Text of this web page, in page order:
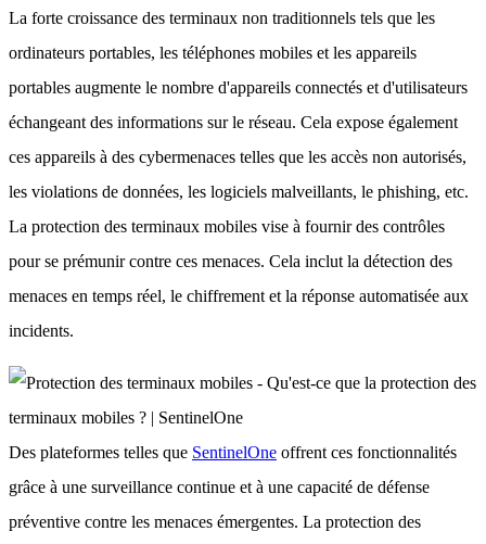
La forte croissance des terminaux non traditionnels tels que les
ordinateurs portables, les téléphones mobiles et les appareils
portables augmente le nombre d'appareils connectés et d'utilisateurs
échangeant des informations sur le réseau. Cela expose également
ces appareils à des cybermenaces telles que les accès non autorisés,
les violations de données, les logiciels malveillants, le phishing, etc.
La protection des terminaux mobiles vise à fournir des contrôles
pour se prémunir contre ces menaces. Cela inclut la détection des
menaces en temps réel, le chiffrement et la réponse automatisée aux
incidents.
Des plateformes telles que SentinelOne offrent ces fonctionnalités
grâce à une surveillance continue et à une capacité de défense
préventive contre les menaces émergentes. La protection des